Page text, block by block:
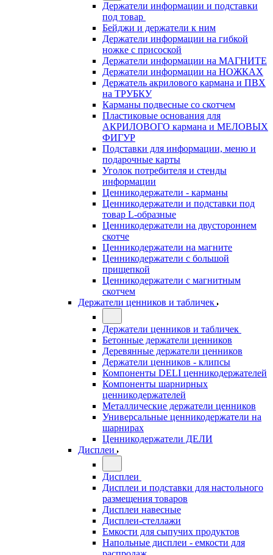
Держатели информации и подставки
под товар
Бейджи и держатели к ним
Держатели информации на гибкой
ножке с присоской
Держатели информации на МАГНИТЕ
Держатели информации на НОЖКАХ
Держатель акрилового кармана и ПВХ
на ТРУБКУ
Карманы подвесные со скотчем
Пластиковые основания для
АКРИЛОВОГО кармана и МЕЛОВЫХ
ФИГУР
Подставки для информации, меню и
подарочные карты
Уголок потребителя и стенды
информации
Ценникодержатели - карманы
Ценникодержатели и подставки под
товар L-образные
Ценникодержатели на двустороннем
скотче
Ценникодержатели на магните
Ценникодержатели с большой
прищепкой
Ценникодержатели с магнитным
скотчем
Держатели ценников и табличек
Держатели ценников и табличек
Бетонные держатели ценников
Деревянные держатели ценников
Держатели ценников - клипсы
Компоненты DELI ценникодержателей
Компоненты шарнирных
ценникодержателей
Металлические держатели ценников
Универсальные ценникодержатели на
шарнирах
Ценникодержатели ДЕЛИ
Дисплеи
Дисплеи
Дисплеи и подставки для настольного
размещения товаров
Дисплеи навесные
Дисплеи-стеллажи
Емкости для сыпучих продуктов
Напольные дисплеи - емкости для